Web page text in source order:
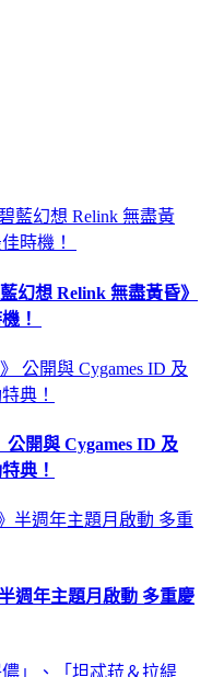
幻想 Relink 無盡黃昏》
！
公開與 Cygames ID 及
典！
週年主題月啟動 多重慶